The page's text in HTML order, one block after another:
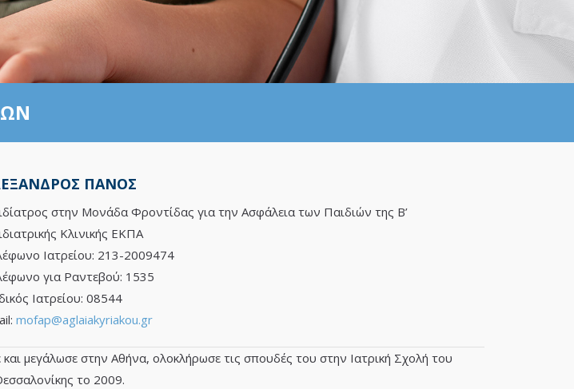
ΠΆΝΟΣ
στην Μονάδα Φροντίδας για την Ασφάλεια των Παιδιών της Β’
Κλινικής ΕΚΠΑ
Ιατρείου: 213-2009474
για Ραντεβού: 1535
Ιατρείου: 08544
mofap@aglaiakyriakou.gr
μεγάλωσε στην Αθήνα, ολοκλήρωσε τις σπουδές του στην Ιατρική Σχολή του
το 2009.